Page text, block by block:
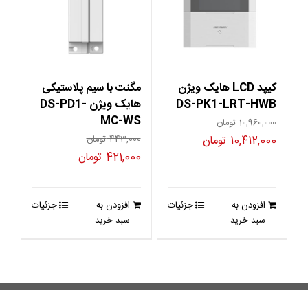
کیپد LCD هایک ویژن
DS-PK1-LRT-HWB
10,960,000تومان
قیمت
10,412,000 تومانقیمت
افزودن به
سبد خرید
جزئیات
مگنت با سیم پلاستیکی
هایک ویژن DS-PD1-
MC-WS
443,000تومان
قیمت
بود.
421,000 تومانقیمت
است.
افزودن به
سبد خرید
جزئیات